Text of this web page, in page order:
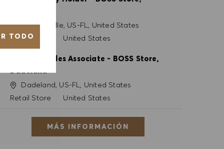
TODO
Ubicación
Jacksonville, US-FL, United States
Categoría
Retail Store United States
Full Time Sales Associate - BOSS Store,
Ubicación
Dadeland, US-FL, United States
Categoría
Retail Store United States
MÁS INFORMACIÓN